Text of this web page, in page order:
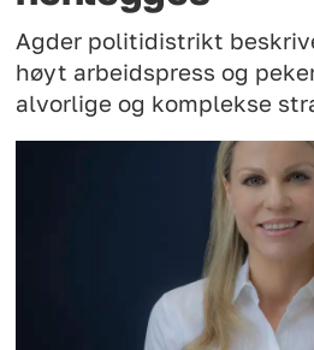
Agder politidistrikt
høyt arbeidspress og
alvorlige og komplekse